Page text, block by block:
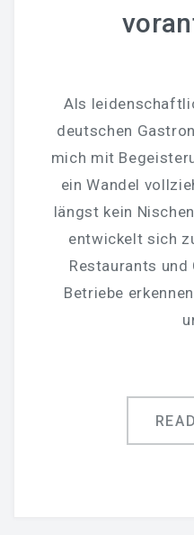
Als
deutschen
mich mit
ein Wandel
längst kein
entwickelt sich
Restaurants
Betriebe